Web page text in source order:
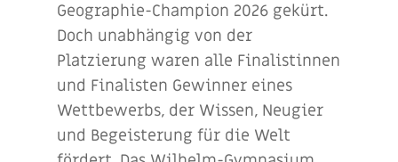
Geographie-Champion 2026 gekürt.
Doch unabhängig von der
Platzierung waren alle Finalistinnen
und Finalisten Gewinner eines
Wettbewerbs, der Wissen, Neugier
und Begeisterung für die Welt